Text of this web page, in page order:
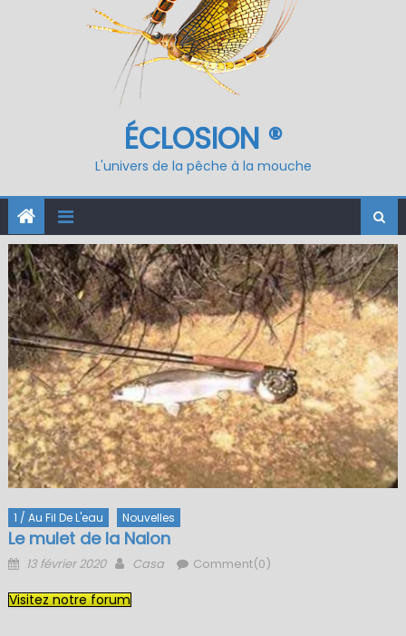
ÉCLOSION ®
L'univers de la pêche à la mouche
1 / Au Fil De L'eau Nouvelles
Le mulet de la Nalon
Posted
13 février 2020 Author
Casa Comment(0)
Visitez notre forum